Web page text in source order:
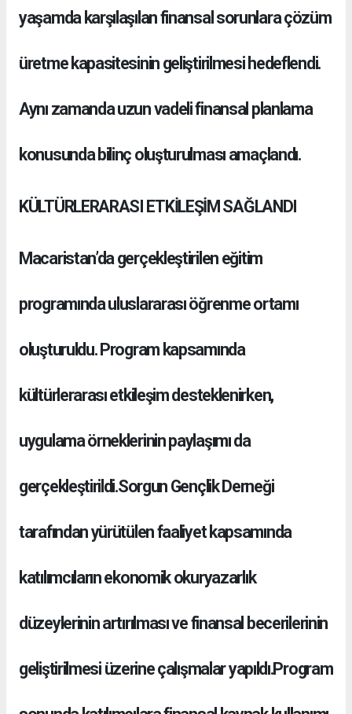
yaşamda karşılaşılan finansal sorunlara çözüm
üretme kapasitesinin geliştirilmesi hedeflendi.
Aynı zamanda uzun vadeli finansal planlama
konusunda bilinç oluşturulması amaçlandı.
KÜLTÜRLERARASI ETKİLEŞİM SAĞLANDI
Macaristan’da gerçekleştirilen eğitim
programında uluslararası öğrenme ortamı
oluşturuldu. Program kapsamında
kültürlerarası etkileşim desteklenirken,
uygulama örneklerinin paylaşımı da
gerçekleştirildi.Sorgun Gençlik Derneği
tarafından yürütülen faaliyet kapsamında
katılımcıların ekonomik okuryazarlık
düzeylerinin artırılması ve finansal becerilerinin
geliştirilmesi üzerine çalışmalar yapıldı.Program